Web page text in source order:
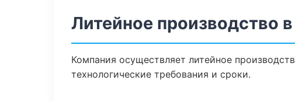
Литейное производство
Компания осуществляет литейное
технологические требования и сроки.